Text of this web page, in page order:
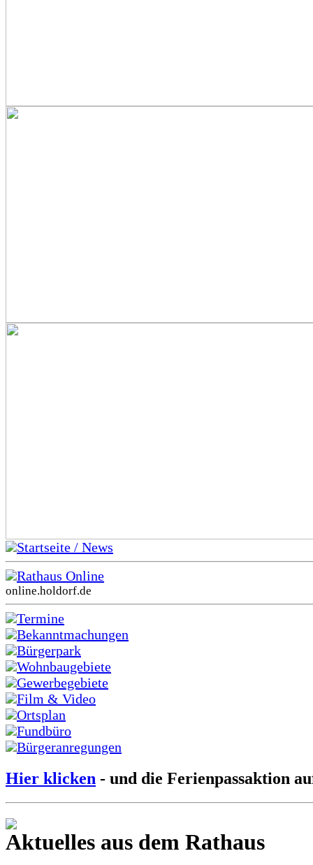
Startseite / News
Rathaus Online
online.holdorf.de
Termine
Bekanntmachungen
Bürgerpark
Wohnbaugebiete
Gewerbegebiete
Film & Video
Ortsplan
Fundbüro
Bürgeranregungen
Hier klicken - und die Ferienpassaktion
Aktuelles aus dem Rathaus